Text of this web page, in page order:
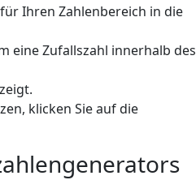
Ihren Zahlenbereich in die
eine Zufallszahl innerhalb des
klicken Sie auf die